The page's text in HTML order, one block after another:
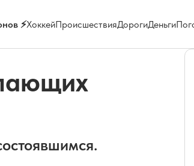
⚡ХоккейПроисшествияДорогиДеньги